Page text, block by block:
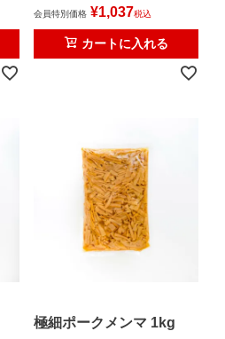
会員特別価格 ¥1,037税込
カートに入れる
極細ポークメンマ 1kg